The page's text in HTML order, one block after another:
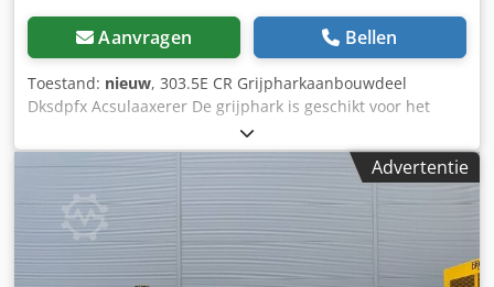
Aanvragen Bellen
Toestand: nieuw, 303.5E CR Grijpharkaanbouwdeel
Dksdpfx Acsulaaxerer De grijphark is geschikt voor het
ruimen, sorteren en laden van wortels en ondergroei.
Advertentie